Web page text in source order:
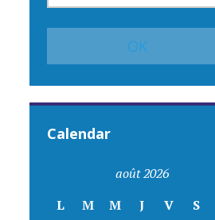
Calendar
août 2026
L
M M J V S